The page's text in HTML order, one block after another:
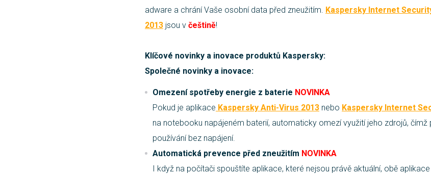
adware a chrání Vaše osobní data před zneužitím. Kaspersky Internet
2013 jsou v češtině!
Klíčové novinky a inovace produktů Kaspersky:
Společné novinky a inovace:
Omezení spotřeby energie z baterie NOVINKA
Pokud je aplikace Kaspersky Anti-Virus 2013 nebo Kaspersky Internet
na notebooku napájeném baterií, automaticky omezí využití jeho zdrojů,
používání bez napájení.
Automatická prevence před zneužitím NOVINKA
I když na počítači spouštíte aplikace, které nejsou právě aktuální, obě aplikace